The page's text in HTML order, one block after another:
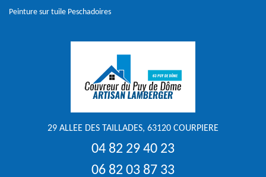
Peinture sur tuile Peschadoires
29 ALLEE DES TAILLADES, 63120 COURPIERE
04 82 29 40 23
06 82 03 87 33